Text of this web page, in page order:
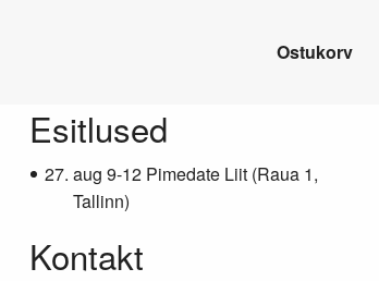
Ostukorv
Lisainfo
Esitlused
aug 9-12 Pimedate Liit (Raua 1,
Tallinn)
Kontakt